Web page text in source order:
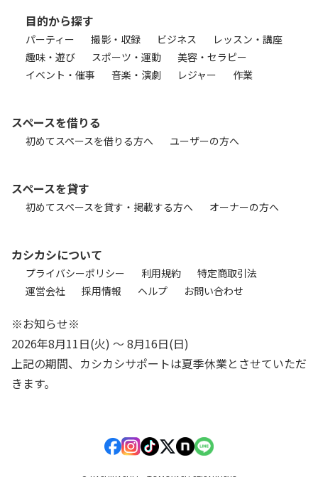
目的から探す
パーティー 撮影・収録 ビジネス
レッスン・講座
趣味・遊び
スポーツ・運動
美容・セラピー
イベント・催事
音楽・演劇 レジャー 作業
スペースを借りる
初めてスペースを借りる方へ ユーザーの方へ
スペースを貸す
初めてスペースを貸す・掲載する方へ オーナーの方へ
カシカシについて
プライバシーポリシー 利用規約
特定商取引法
運営会社
採用情報 ヘルプ お問い合わせ
※お知らせ※
2026年8月11日(火) 〜 8月16日(日)
上記の期間、カシカシサポートは夏季休業とさせていただ
きます。